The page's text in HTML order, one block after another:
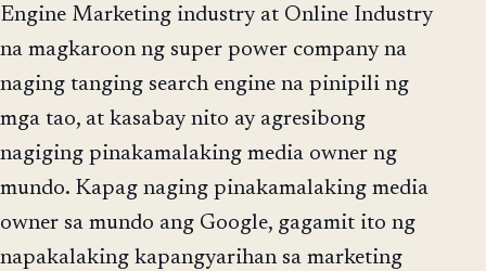
Engine Marketing industry at Online Industry
na magkaroon ng super power company na
naging tanging search engine na pinipili ng
mga tao, at kasabay nito ay agresibong
nagiging pinakamalaking media owner ng
mundo. Kapag naging pinakamalaking media
owner sa mundo ang Google, gagamit ito ng
napakalaking kapangyarihan sa marketing